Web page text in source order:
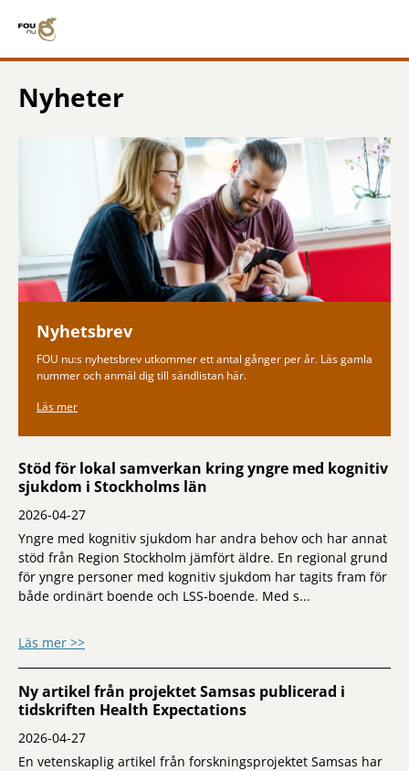
Nyheter
Nyhetsbrev
FOU nu:s nyhetsbrev utkommer ett antal gånger per år. Läs gamla
nummer och anmäl dig till sändlistan här.
Läs mer
Stöd för lokal samverkan kring yngre med kognitiv
sjukdom i Stockholms län
2026-04-27
Yngre med kognitiv sjukdom har andra behov och har annat
stöd från Region Stockholm jämfört äldre. En regional grund
för yngre personer med kognitiv sjukdom har tagits fram för
både ordinärt boende och LSS‑boende. Med s...
Läs mer >>om Stöd för lokal samverkan kring yngre
Ny artikel från projektet Samsas publicerad i
tidskriften Health Expectations
2026-04-27
En vetenskaplig artikel från forskningsprojektet Samsas har